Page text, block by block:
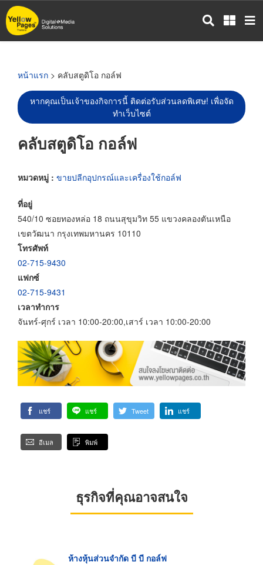
ข้าม
ไป
หน้าแรก > คลับสตูดิโอ กอล์ฟ
หากคุณเป็นเจ้าของกิจการนี้ ติดต่อรับส่วนลดพิเศษ! เพื่อจัด
ทำเว็บไซต์
คลับสตูดิโอ กอล์ฟ
หมวดหมู่ : ขายปลีกอุปกรณ์และเครื่องใช้กอล์ฟ
ที่อยู่
540/10 ซอยทองหล่อ 18 ถนนสุขุมวิท 55 แขวงคลองตันเหนือ
เขตวัฒนา กรุงเทพมหานคร 10110
โทรศัพท์
02-715-9430
แฟกซ์
02-715-9431
เวลาทำการ
จันทร์-ศุกร์ เวลา 10:00-20:00,เสาร์ เวลา 10:00-20:00
แชร์ แชร์ Tweet แชร์
อีเมล พิมพ์
ธุรกิจที่คุณอาจสนใจ
ห้างหุ้นส่วนจำกัด บี บี กอล์ฟ